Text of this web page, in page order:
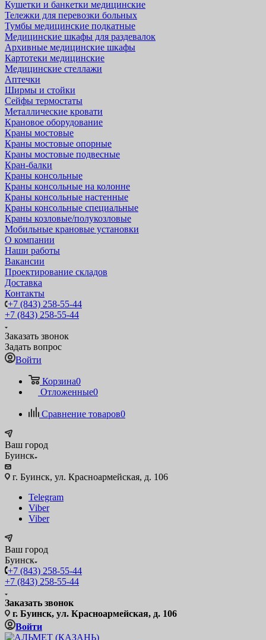
Кушетки и банкетки медицинские
Тележки для перевозки больных
Тумбы медицинские подкатные
Медицинские шкафы для раздевалок
Архивные медицинские шкафы
Картотеки медицинские
Медицинские стеллажи
Аптечки
Ширмы и стойки
Сейфы термостаты
Металлические кровати
Крановое оборудование
Краны мостовые
Краны мостовые опорные
Краны мостовые подвесные
Кран-балки
Краны консольные
Краны консольные на колонне
Краны консольные настенные
Краны консольные специальные
Краны козловые/полукозловые
Мобильные крановые установки
О компании
Наши работы
Вакансии
Проектирование складов
Доставка
Контакты
+7 (843) 258-55-44
+7 (843) 258-55-44
Заказать звонок
Задать вопрос
Войти
Корзина0
Отложенные0
Сравнение товаров0
Ваш город
Буинск
г. Буинск, ул. Красноармейская, д. 106
Telegram
Viber
Viber
Ваш город
Буинск
+7 (843) 258-55-44
+7 (843) 258-55-44
Заказать звонок
г. Буинск, ул. Красноармейская, д. 106
Войти